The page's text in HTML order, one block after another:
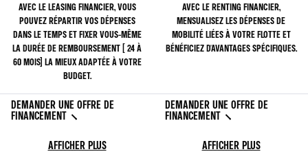
AVEC LE LEASING FINANCIER, VOUS
POUVEZ RÉPARTIR VOS DÉPENSES
DANS LE TEMPS ET FIXER VOUS-MÊME
LA DURÉE DE REMBOURSEMENT ( 24 À
60 MOIS) LA MIEUX ADAPTÉE À VOTRE
BUDGET.
AVEC LE RENTING FINANCIER,
MENSUALISEZ LES DÉPENSES DE
MOBILITÉ LIÉES À VOTRE FLOTTE ET
BÉNÉFICIEZ D'AVANTAGES SPÉCIFIQUES.
DEMANDER UNE OFFRE DE
FINANCEMENT
AFFICHER PLUS
DEMANDER UNE OFFRE DE
FINANCEMENT
AFFICHER PLUS